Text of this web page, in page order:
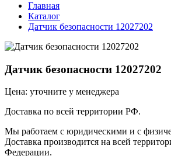
Главная
Каталог
Датчик безопасности 12027202
Датчик безопасности 12027202
Цена: уточните у менеджера
Доставка по всей территории РФ.
Мы работаем с юридическими и с
Доставка производится на всей
Федерации.